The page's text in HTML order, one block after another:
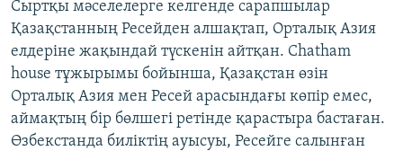
Сыртқы мәселелерге келгенде сарапшылар
Қазақстанның Ресейден алшақтап, Орталық Азия
елдеріне жақындай түскенін айтқан. Chatham
house тұжырымы бойынша, Қазақстан өзін
Орталық Азия мен Ресей арасындағы көпір емес,
аймақтың бір бөлшегі ретінде қарастыра бастаған.
Өзбекстанда биліктің ауысуы, Ресейге салынған